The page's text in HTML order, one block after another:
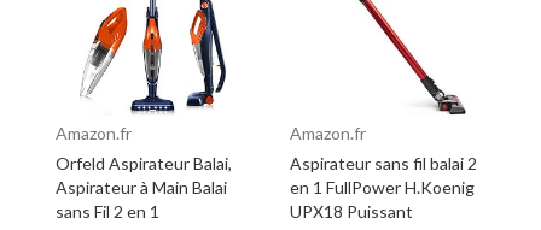
Amazon.fr
Orfeld Aspirateur Balai,
Aspirateur à Main Balai
sans Fil 2 en 1
Amazon.fr
Aspirateur sans fil balai 2
en 1 FullPower H.Koenig
UPX18 Puissant